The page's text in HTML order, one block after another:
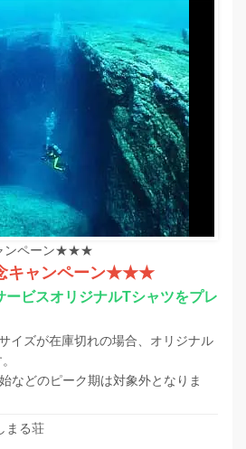
ンペーン★★★
キャンペーン★★★
ービスオリジナルTシャツをプレ
イズが在庫切れの場合、オリジナル
などのピーク期は対象外となりま
まる荘